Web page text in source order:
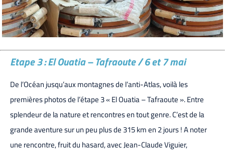
Etape 3 : El Ouatia – Tafraoute / 6 et 7 mai
De l’Océan jusqu’aux montagnes de l’anti-Atlas, voilà les
premières photos de l’étape 3 « El Ouatia – Tafraoute ». Entre
splendeur de la nature et rencontres en tout genre. C’est de la
grande aventure sur un peu plus de 315 km en 2 jours ! A noter
une rencontre, fruit du hasard, avec Jean-Claude Viguier,